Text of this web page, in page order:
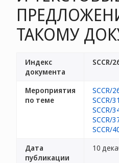
ТАКОМУ
Индекс
документа
SCCR/
Мероприятия
по теме
SCCR/
SCCR/31
SCCR/
SCCR/
SCCR/
Дата
публикации
10